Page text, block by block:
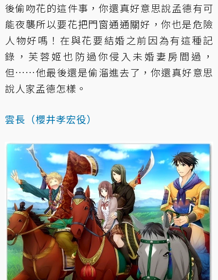
後偷吻花的這件事，你還真好意思說孟德有可
能夜襲所以要花把門窗通通關好，你也是危險
人物好嗎！在與花要結婚之前因為有這種記
錄，芙蓉姬也防過你侵入未婚妻房間過，
但……他最後還是偷溜進去了，你還真好意思
說人家孟德怎樣。
雲長（櫻井孝宏役）